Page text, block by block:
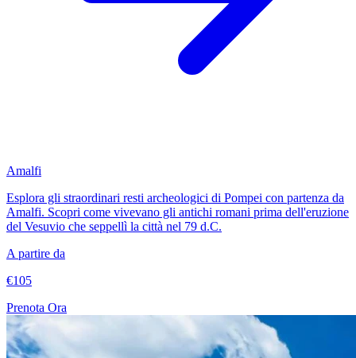
Amalfi
Esplora gli straordinari resti archeologici di Pompei con partenza da
Amalfi. Scopri come vivevano gli antichi romani prima dell'eruzione
del Vesuvio che seppellì la città nel 79 d.C.
A partire da
€105
Prenota Ora